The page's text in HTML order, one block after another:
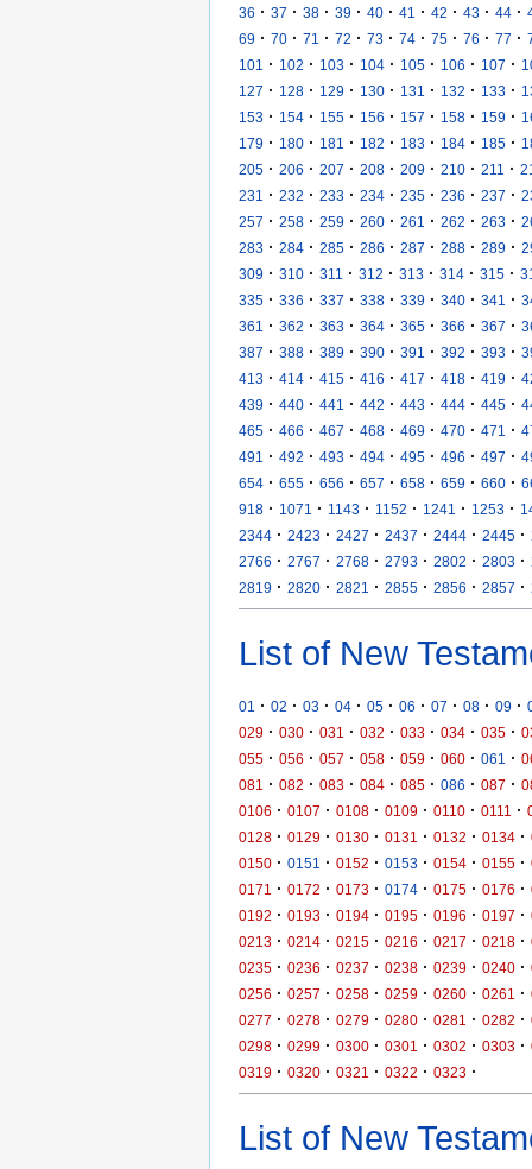
36 · 37 · 38 · 39 · 40 · 41 · 42 · 43 · 44 ·
69 · 70 · 71 · 72 · 73 · 74 · 75 · 76 · 77 ·
101
· 102 · 103 · 104 · 105 · 106 · 107 ·
127 · 128 · 129 · 130 · 131 · 132 · 133 ·
153 · 154 · 155 · 156 · 157 · 158 · 159 ·
179 · 180 · 181 · 182 · 183 · 184 · 185 ·
205 · 206 · 207 · 208 · 209 · 210 · 211 ·
231
· 232 · 233 · 234 · 235 · 236 · 237 ·
257 · 258 · 259 · 260 · 261 · 262 · 263 ·
283 · 284 · 285 · 286 · 287 · 288 · 289 ·
309 · 310 · 311 · 312 · 313 · 314 · 315 ·
335 · 336 · 337 · 338 · 339 · 340 · 341 ·
361
· 362 · 363 · 364 · 365 · 366 · 367 ·
387 · 388 · 389 · 390 · 391 · 392 · 393 ·
413 · 414 · 415 · 416 · 417 · 418 · 419 ·
439 · 440 · 441 · 442 · 443 · 444 · 445 ·
465 · 466 · 467 · 468 · 469 · 470 · 471 ·
491
· 492 · 493 · 494 · 495 · 496 · 497 ·
654 · 655 · 656 · 657 · 658 · 659 · 660 ·
918 · 1071 · 1143 · 1152 · 1241 · 1253 ·
2344 · 2423 · 2427 · 2437 · 2444 · 2445 ·
2766 · 2767 · 2768 · 2793 · 2802 · 2803 ·
2819 · 2820 · 2821 · 2855 · 2856 · 2857 ·
List of New
01 · 02 · 03 · 04 · 05 · 06 · 07 · 08 · 09 ·
029 · 030 · 031 · 032 · 033 · 034 · 035 ·
055 · 056 · 057 · 058 · 059 · 060 · 061 ·
081
· 082 · 083 · 084 · 085 · 086 · 087 ·
0106 · 0107 · 0108 · 0109 · 0110 · 0111 ·
0128 · 0129 · 0130 · 0131 · 0132 · 0134 ·
0150 · 0151 · 0152 · 0153 · 0154 · 0155 ·
0171
· 0172 · 0173 · 0174 · 0175 · 0176 ·
0192 · 0193 · 0194 · 0195 · 0196 · 0197 ·
0213 · 0214 · 0215 · 0216 · 0217 · 0218 ·
0235 · 0236 · 0237 · 0238 · 0239 · 0240 ·
0256 · 0257 · 0258 · 0259 · 0260 · 0261 ·
0277 · 0278 · 0279 · 0280 · 0281 · 0282 ·
0298 · 0299 · 0300 · 0301 · 0302 · 0303 ·
0319 · 0320 · 0321 · 0322 · 0323 ·
List of New